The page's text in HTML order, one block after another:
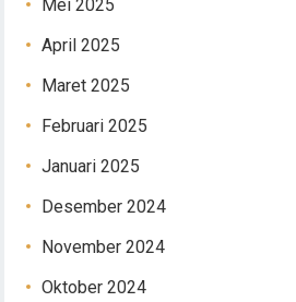
Mei 2025
April 2025
Maret 2025
Februari 2025
Januari 2025
Desember 2024
November 2024
Oktober 2024